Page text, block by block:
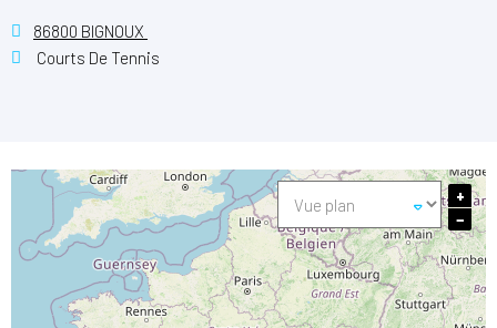
86800 BIGNOUX
Courts De Tennis
+
−